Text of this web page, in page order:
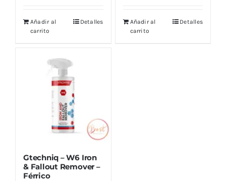
Añadir al
carrito
Detalles
Añadir al
carrito
Detalles
Gtechniq – W6 Iron
& Fallout Remover –
Férrico